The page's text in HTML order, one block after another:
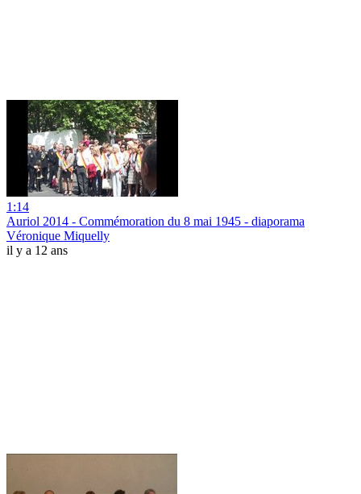
1:14
Auriol 2014 - Commémoration du 8 mai 1945 - diaporama
Véronique Miquelly
il y a 12 ans